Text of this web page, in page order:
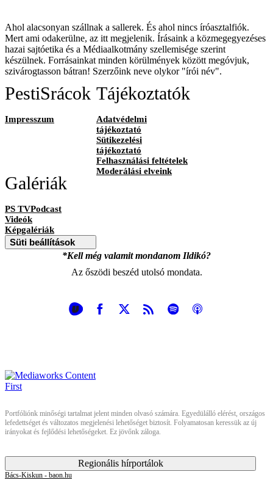
Ahol alacsonyan szállnak a sallerek. És ahol nincs íróasztalfiók.
Mert ami odakerülne, az itt megjelenik. Írásaink a közmegegyezéses
hazai sajtóetika és a Médiaalkotmány szellemisége szerint
készülnek. Forrásainkat minden körülmények között megóvjuk,
szivárogtasson bátran! Szerzőink neve olykor "írói név".
PestiSrácok
Impresszum
Tájékoztatók
Adatvédelmi
tájékoztató
Sütikezelési
tájékoztató
Felhasználási feltételek
Moderálási elveink
Galériák
PS TVPodcast
Videók
Képgalériák
Süti beállítások
*Kell még valamit mondanom Ildikó?
Az őszödi beszéd utolsó mondata.
Portfóliónk minőségi tartalmat jelent minden olvasó számára. Egyedülálló elérést, országos
lefedettséget és változatos megjelenési lehetőséget biztosít. Folyamatosan keressük az új
irányokat és fejlődési lehetőségeket. Ez jövőnk záloga.
Regionális hírportálok
Bács-Kiskun - baon.hu